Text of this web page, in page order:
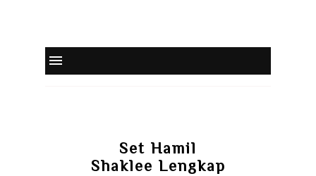
Set Hamil
Shaklee Lengkap